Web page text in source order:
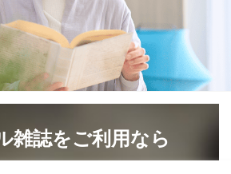
に加えて、下記書類をご同封くださ
任状に捺印し、捺印した印鑑の印鑑登
してください。
権者などの法定代理人の場合は、委任
ご本人様との関係がわかる戸籍謄本も
あることを確認するための書類
雑誌をご利用なら